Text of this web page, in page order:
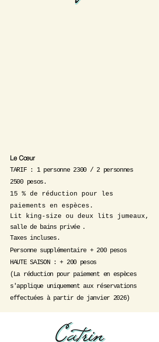
Le Cœur
TARIF : 1 personne 2300 / 2 personnes
2500 pesos.
15 % de réduction pour les
paiements en espèces.
Lit king-size ou deux lits jumeaux,
salle de bains privée .
Taxes incluses.
Personne supplémentaire + 200 pesos
HAUTE SAISON : + 200 pesos
(La réduction pour paiement en espèces
s'applique uniquement aux réservations
effectuées à partir de janvier 2026)